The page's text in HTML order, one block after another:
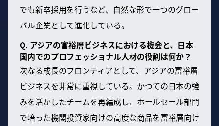
でも新卒採用を行うなど、自然な形で一つのグロー
バル企業として進化している。
Q. アジアの富裕層ビジネスにおける機会と、日本
国内でのプロフェッショナル人材の役割は何か？
次なる成長のフロンティアとして、アジアの富裕層
ビジネスを非常に重視している。かつての日本の強
みを活かしたチームを再編成し、ホールセール部門
で培った機関投資家向けの高度な商品を富裕層向け